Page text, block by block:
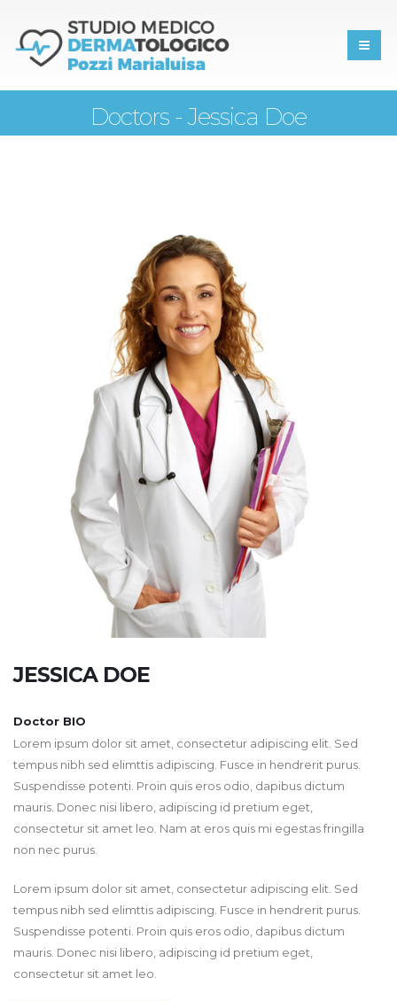
Doctors - Jessica Doe
JESSICA DOE
Doctor BIO
Lorem ipsum dolor sit amet, consectetur adipiscing elit. Sed
tempus nibh sed elimttis adipiscing. Fusce in hendrerit purus.
Suspendisse potenti. Proin quis eros odio, dapibus dictum
mauris. Donec nisi libero, adipiscing id pretium eget,
consectetur sit amet leo. Nam at eros quis mi egestas fringilla
non nec purus.
Lorem ipsum dolor sit amet, consectetur adipiscing elit. Sed
tempus nibh sed elimttis adipiscing. Fusce in hendrerit purus.
Suspendisse potenti. Proin quis eros odio, dapibus dictum
mauris. Donec nisi libero, adipiscing id pretium eget,
consectetur sit amet leo.